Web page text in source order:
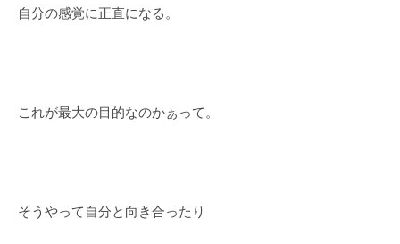
自分の感覚に正直になる。
これが最大の目的なのかぁって。
そうやって自分と向き合ったり